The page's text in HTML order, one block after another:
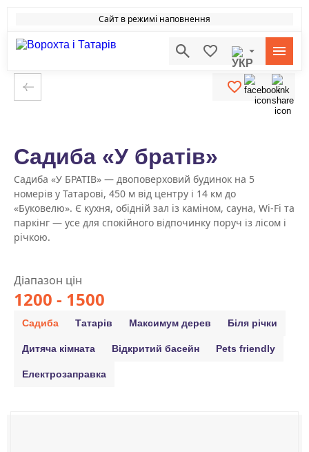
Сайт в режимі наповнення
Садиба «У братів»
Садиба «У БРАТІВ» — двоповерховий будинок на 5
номерів у Татарові, 450 м від центру і 14 км до
«Буковелю». Є кухня, обідній зал із каміном, сауна, Wi-Fi та
паркінг — усе для спокійного відпочинку поруч із лісом і
річкою.
Діапазон цін
1200 - 1500
Садиба Татарів Максимум дерев Біля річки
Дитяча кімната Відкритий басейн Pets friendly
Електрозаправка